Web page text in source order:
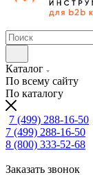
Каталог
По всему сайту
По каталогу
7 (499) 288-16-50
7 (499) 288-16-50
8 (800) 333-52-68
Заказать звонок